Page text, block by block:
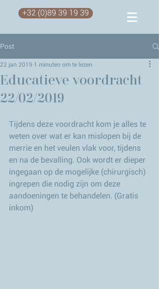
+32 (0)89 39 19 39
Post
Educatieve voordracht
22/02/2019
22 jan 2019 1 minuten om te lezen
Tijdens deze voordracht kom je alles te
weten over wat er kan mislopen bij de
merrie en het veulen vlak voor, tijdens
en na de bevalling. Ook wordt er dieper
ingegaan op de mogelijke (chirurgisch)
ingrepen die nodig zijn om deze
aandoeningen te behandelen. (Gratis
inkom)